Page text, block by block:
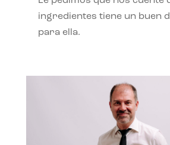
ingredientes tiene un buen
para ella.